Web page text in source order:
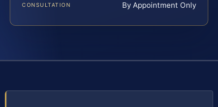
CONSULTATION By Appointment Only